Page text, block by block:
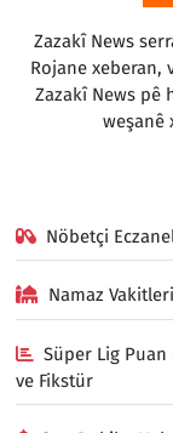
Zazakî News
Rojane xeberan,
Zazakî News pê
weşanê
Nöbetçi
Namaz Vakitleri
Süper Lig
ve Fikstür